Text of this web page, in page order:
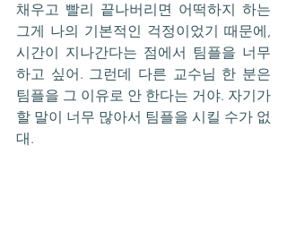
채우고 빨리 끝나버리면 어떡하지 하는
그게 나의 기본적인 걱정이었기 때문에,
시간이 지나간다는 점에서 팀플을 너무
하고 싶어. 그런데 다른 교수님 한 분은
팀플을 그 이유로 안 한다는 거야. 자기가
할 말이 너무 많아서 팀플을 시킬 수가 없
대.